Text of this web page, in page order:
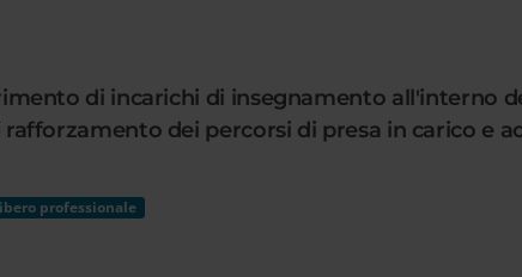
di incarichi di insegnamento all'interno
dei percorsi di presa in carico e
professionale